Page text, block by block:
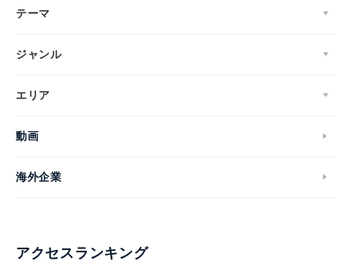
テーマ
ジャンル
エリア
動画
海外企業
アクセスランキング